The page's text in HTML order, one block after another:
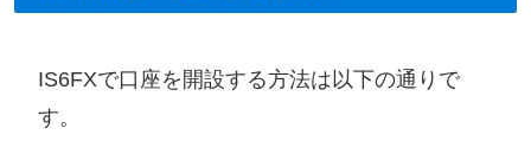
IS6FXで口座を開設する方法は以下の通りで
す。